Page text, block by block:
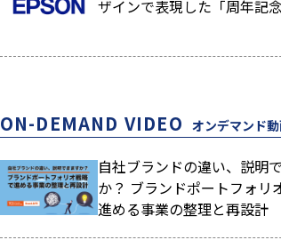
ザインで表現した「周年記念
ON-DEMAND VIDEO オンデマンド
自社ブランドの違い、説明
か？ ブランドポートフォリ
進める事業の整理と再設計